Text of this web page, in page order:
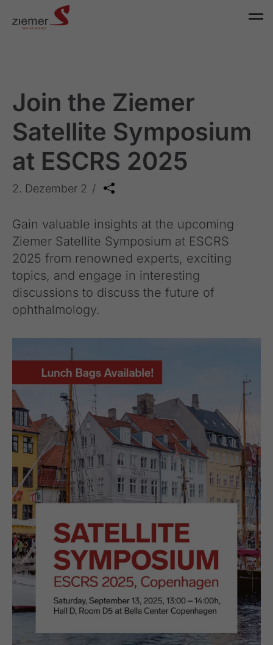
Join the Ziemer
Satellite Symposium
at ESCRS 2025
2. Dezember 2
Gain valuable insights at the upcoming
Ziemer Satellite Symposium at ESCRS
2025 from renowned experts, exciting
topics, and engage in interesting
discussions to discuss the future of
ophthalmology.